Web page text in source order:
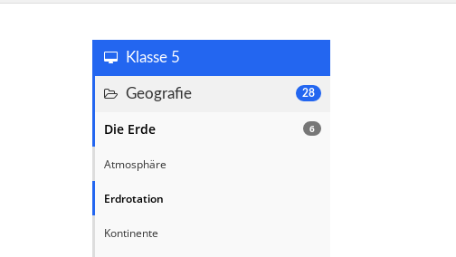
Klasse 5
28
Geografie
6
Die Erde
Atmosphäre
Erdrotation
Kontinente